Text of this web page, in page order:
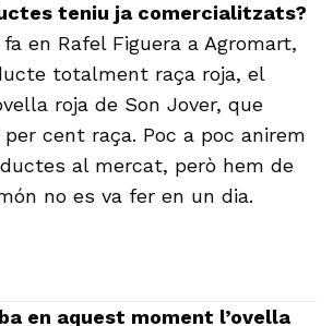
teniu ja comercialitzats?
en Rafel Figuera a Agromart,
totalment raça roja, el
roja de Son Jover, que
cent raça. Poc a poc anirem
al mercat, però hem de
no es va fer en un dia.
en aquest moment l’ovella